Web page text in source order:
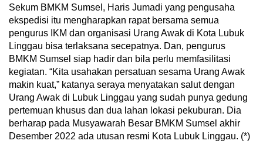
Sekum BMKM Sumsel, Haris Jumadi yang pengusaha
ekspedisi itu mengharapkan rapat bersama semua
pengurus IKM dan organisasi Urang Awak di Kota Lubuk
Linggau bisa terlaksana secepatnya. Dan, pengurus
BMKM Sumsel siap hadir dan bila perlu memfasilitasi
kegiatan. “Kita usahakan persatuan sesama Urang Awak
makin kuat,” katanya seraya menyatakan salut dengan
Urang Awak di Lubuk Linggau yang sudah punya gedung
pertemuan khusus dan dua lahan lokasi pekuburan. Dia
berharap pada Musyawarah Besar BMKM Sumsel akhir
Desember 2022 ada utusan resmi Kota Lubuk Linggau. (*)